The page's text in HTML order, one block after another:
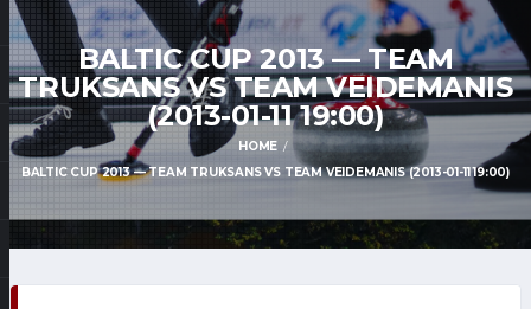
BALTIC CUP 2013 — TEAM
TRUKSANS VS TEAM VEIDEMANIS
(2013-01-11 19:00)
HOME
BALTIC CUP 2013 — TEAM TRUKSANS VS TEAM VEIDEMANIS (2013-01-11 19:00)